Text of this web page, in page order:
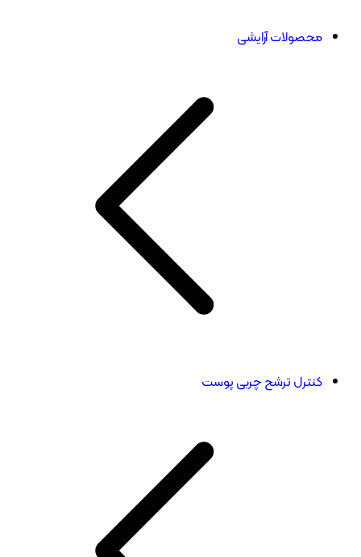
محصولات آرایشی
کنترل ترشح چربی پوست